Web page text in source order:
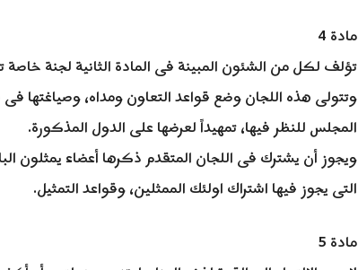
مادة 4
تؤلف لكل من الشئون المبينة فى المادة الثانية لجنة
وتتولى هذه اللجان وضع قواعد التعاون ومداه،
المجلس للنظر فيها، تمهيداً لعرضها على الدول المذكورة.
ويجوز أن يشترك فى اللجان المتقدم ذكرها أعضاء يمثلون
التى يجوز فيها اشتراك اولئك الممثلين، وقواعد التمثيل.
مادة 5